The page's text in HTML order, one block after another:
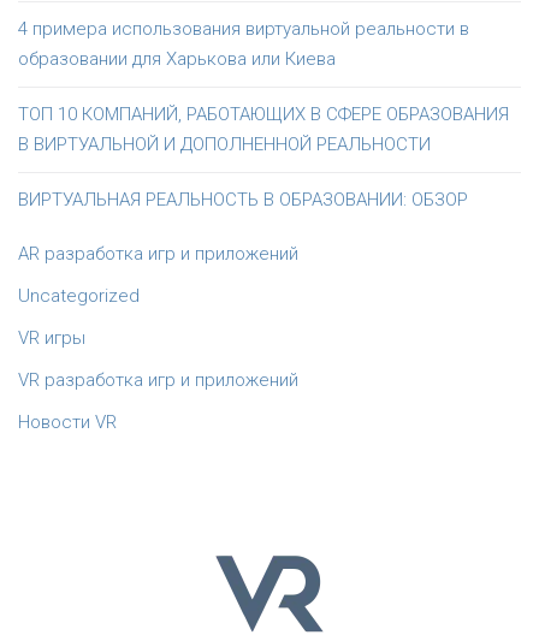
4 примера использования виртуальной реальности в
образовании для Харькова или Киева
ТОП 10 КОМПАНИЙ, РАБОТАЮЩИХ В СФЕРЕ ОБРАЗОВАНИЯ
В ВИРТУАЛЬНОЙ И ДОПОЛНЕННОЙ РЕАЛЬНОСТИ
ВИРТУАЛЬНАЯ РЕАЛЬНОСТЬ В ОБРАЗОВАНИИ: ОБЗОР
AR разработка игр и приложений
Uncategorized
VR игры
VR разработка игр и приложений
Новости VR